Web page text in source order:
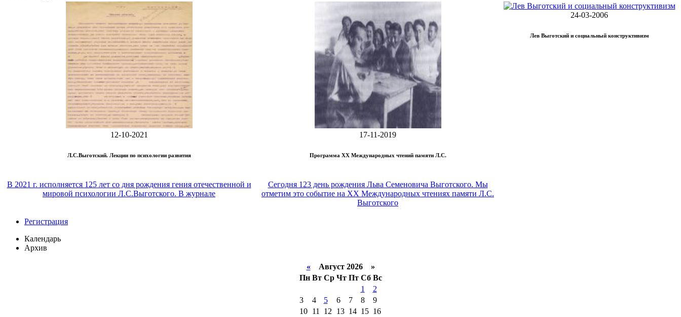
12-10-2021
Л.С.Выготский. Лекции по психологии развития
В 2021 г. исполняется 125 лет со дня рождения гения отечественной и
мировой психологии Л.С.Выготского. В журнале
17-11-2019
Программа XX Международных чтений памяти Л.С.
Сегодня 123 день рождения Льва Семеновича Выготского. Мы
отметим это событие на XX Международных чтениях памяти Л.С.
Выготского
24-03-2006
Лев Выготский и социальный конструктивизм
Регистрация
Календарь
Архив
«Август 2026 »
Пн Вт Ср Чт Пт Сб Вс
1
2
3
4 5 6 7 8
9
10
11 12 13 14 15 16